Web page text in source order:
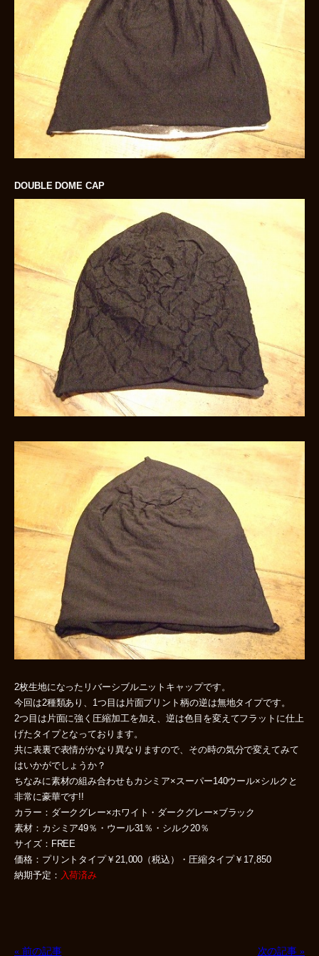
DOUBLE DOME CAP
2枚生地になったリバーシブルニットキャップです。
今回は2種類あり、1つ目は片面プリント柄の逆は無地タイプです。
2つ目は片面に強く圧縮加工を加え、逆は色目を変えてフラットに仕上
げたタイプとなっております。
共に表裏で表情がかなり異なりますので、その時の気分で変えてみて
はいかがでしょうか？
ちなみに素材の組み合わせもカシミア×スーパー140ウール×シルクと
非常に豪華です!!
カラー：ダークグレー×ホワイト・ダークグレー×ブラック
素材：カシミア49％・ウール31％・シルク20％
サイズ：FREE
価格：プリントタイプ￥21,000（税込）・圧縮タイプ￥17,850
納期予定： 入荷済み
« 前の記事 次の記事 »